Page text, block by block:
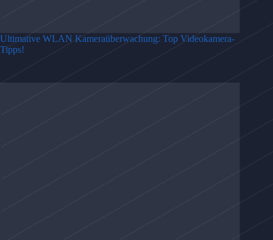
Ultimative WLAN Kameraüberwachung: Top Videokamera-
Tipps!